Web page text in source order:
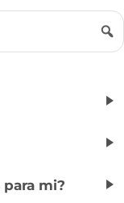
mi?